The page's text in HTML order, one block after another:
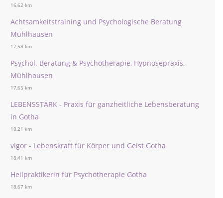
16,62 km
Achtsamkeitstraining und Psychologische Beratung
Mühlhausen
17,58 km
Psychol. Beratung & Psychotherapie, Hypnosepraxis,
Mühlhausen
17,65 km
LEBENSSTARK - Praxis für ganzheitliche Lebensberatung
in Gotha
18,21 km
vigor - Lebenskraft für Körper und Geist Gotha
18,41 km
Heilpraktikerin für Psychotherapie Gotha
18,67 km